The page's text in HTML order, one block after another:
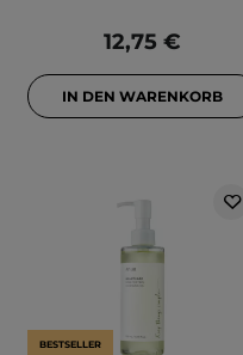
12,75 €
IN DEN WARENKORB
BESTSELLER